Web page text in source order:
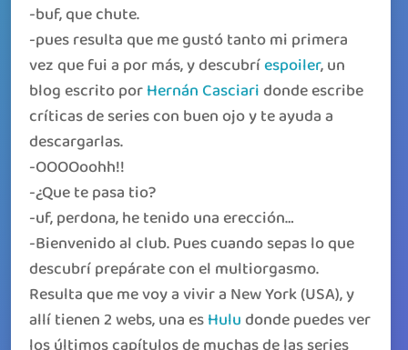
-buf, que chute.
-pues resulta que me gustó tanto mi primera
vez que fui a por más, y descubríespoiler, un
blog escrito porHernán Casciaridonde escribe
críticas de series con buen ojo y te ayuda a
descargarlas.
-OOOOoohh!!
-¿Que te pasa tio?
-uf, perdona, he tenido una erección…
-Bienvenido al club. Pues cuando sepas lo que
descubrí prepárate con el multiorgasmo.
Resulta que me voy a vivir a New York (USA), y
allí tienen 2 webs, una esHuludonde puedes ver